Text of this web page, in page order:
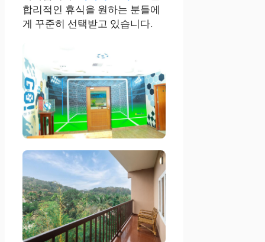
합리적인 휴식을 원하는 분들에
게 꾸준히 선택받고 있습니다.